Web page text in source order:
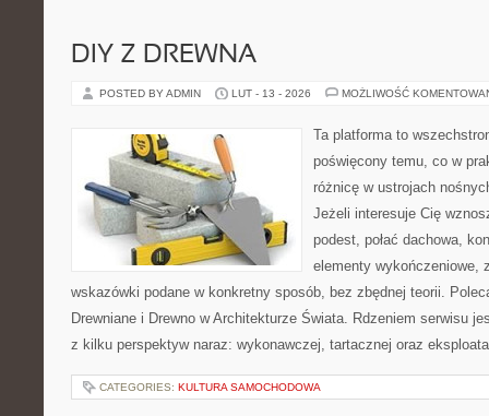
DIY Z DREWNA
POSTED BY ADMIN LUT - 13 - 2026 MOŻLIWOŚĆ
Ta platforma to
poświęcony temu, co w
różnicę w ustrojach
Jeżeli interesuje Cię
podest, połać dachowa,
elementy wykończeniowe,
wskazówki podane w konkretny sposób, bez zbędnej teorii.
Drewniane i Drewno w Architekturze Świata. Rdzeniem serwisu
z kilku perspektyw naraz: wykonawczej, tartacznej oraz
CATEGORIES: KULTURA SAMOCHODOWA